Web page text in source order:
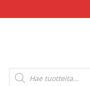
Products
search